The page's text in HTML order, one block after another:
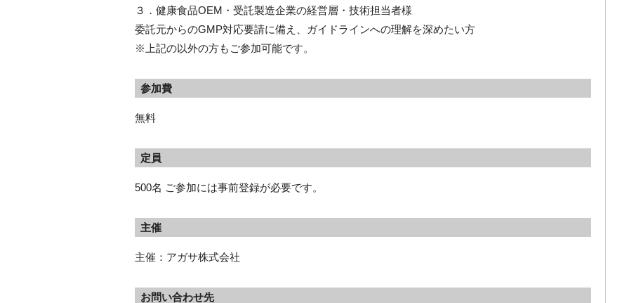
３．健康食品OEM・受託製造企業の経営層・技術担当者様
委託元からのGMP対応要請に備え、ガイドラインへの理解を深めたい方
※上記の以外の方もご参加可能です。
参加費
無料
定員
500名 ご参加には事前登録が必要です。
主催
主催：アガサ株式会社
お問い合わせ先